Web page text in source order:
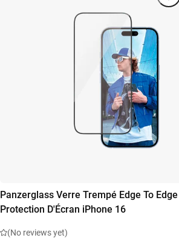
Panzerglass Verre Trempé Edge To Edge
Protection D'Écran iPhone 16
(No reviews yet)